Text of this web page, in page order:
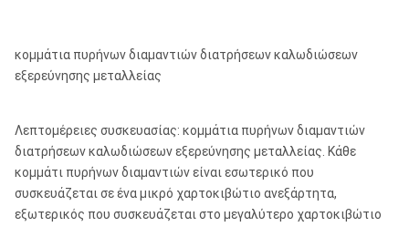
κομμάτια πυρήνων διαμαντιών διατρήσεων καλωδιώσεων
εξερεύνησης μεταλλείας
Λεπτομέρειες συσκευασίας: κομμάτια πυρήνων διαμαντιών
διατρήσεων καλωδιώσεων εξερεύνησης μεταλλείας. Κάθε
κομμάτι πυρήνων διαμαντιών είναι εσωτερικό που
συσκευάζεται σε ένα μικρό χαρτοκιβώτιο ανεξάρτητα,
εξωτερικός που συσκευάζεται στο μεγαλύτερο χαρτοκιβώτιο